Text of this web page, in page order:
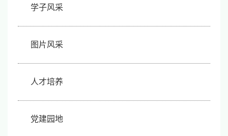
学子风采
图片风采
人才培养
党建园地